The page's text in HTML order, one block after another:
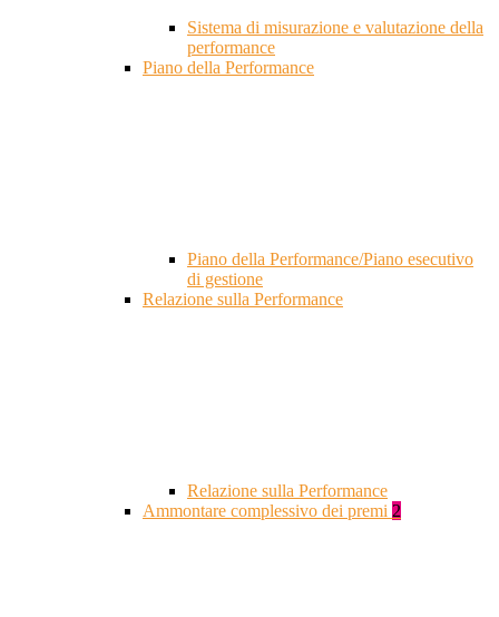
Sistema di misurazione e valutazione della
performance
Piano della Performance
Piano della Performance/Piano esecutivo
di gestione
Relazione sulla Performance
Relazione sulla Performance
Ammontare complessivo dei premi 2